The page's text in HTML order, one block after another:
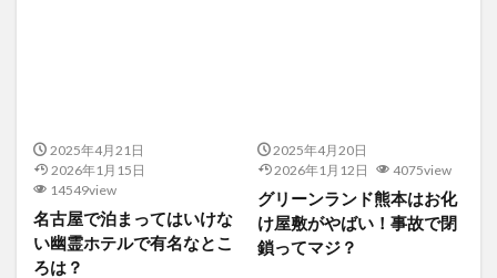
2025年4月21日
2026年1月15日
14549view
名古屋で泊まってはいけな
い幽霊ホテルで有名なとこ
ろは？
2025年4月20日
2026年1月12日
4075view
グリーンランド熊本はお化
け屋敷がやばい！事故で閉
鎖ってマジ？